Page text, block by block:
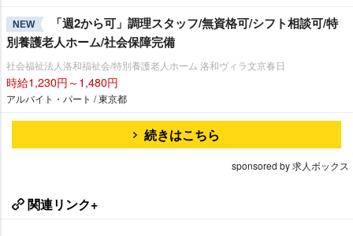
NEW
「週2から可」調理スタッフ/無資格可/シフト相談可/特
別養護老人ホーム/社会保障完備
社会福祉法人洛和福祉会/特別養護老人ホーム 洛和ヴィラ文京春日
時給1,230円～1,480円
アルバイト・パート / 東京都
続きはこちら
sponsored by 求人ボックス
関連リンク+